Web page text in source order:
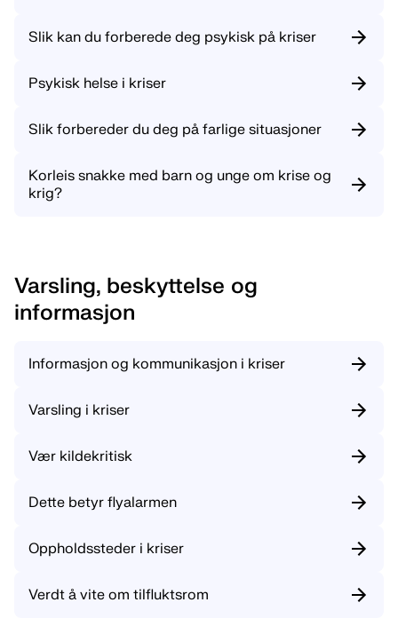
Slik kan du forberede deg psykisk på kriser
Psykisk helse i kriser
Slik forbereder du deg på farlige situasjoner
Korleis snakke med barn og unge om krise og
krig?
Varsling, beskyttelse og
informasjon
Informasjon og kommunikasjon i kriser
Varsling i kriser
Vær kildekritisk
Dette betyr flyalarmen
Oppholdssteder i kriser
Verdt å vite om tilfluktsrom